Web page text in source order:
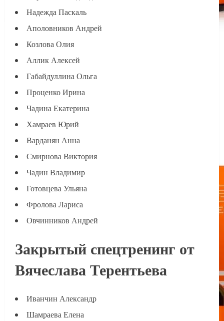
Надежда Паскаль
Аполовников Андрей
Козлова Олия
Аллик Алексей
Габайдуллина Ольга
Проценко Ирина
Чадина Екатерина
Хамраев Юрий
Варданян Анна
Смирнова Виктория
Чадин Владимир
Готовцева Ульяна
Фролова Лариса
Овчинников Андрей
Закрытый спецтренинг от
Вячеслава Терентьева
Иванчин Александр
Шамраева Елена